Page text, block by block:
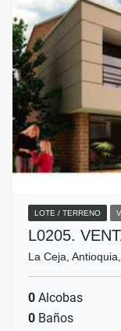
LOTE / TERRENO
L0205.
La Ceja,
0 Alcobas
0 Baños